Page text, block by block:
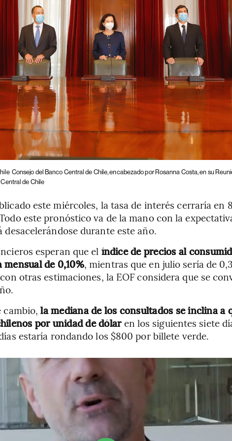
Consejo del Banco Central de Chile, encabezado por Rosanna Costa, en su
de Chile
este miércoles, la tasa de interés cerraría en
este pronóstico va de la mano con la
durante este año.
esperan que el índice de precios al
de 0,10%, mientras que en julio sería de
otras estimaciones, la EOF considera que se
cambio, la mediana de los consultados se inclina a
por unidad de dólaren los siguientes siete
estaría rondando los $800 por billete verde.